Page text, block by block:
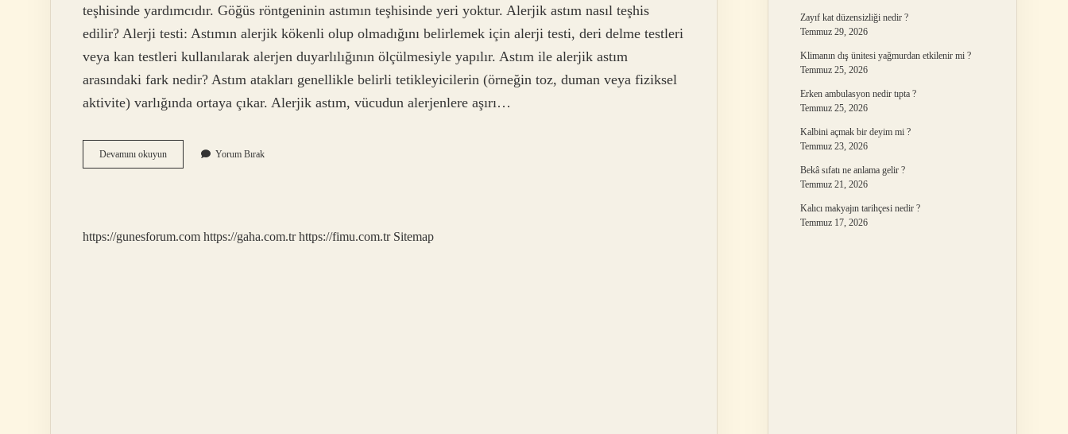
teşhisinde yardımcıdır. Göğüs röntgeninin astımın teşhisinde yeri yoktur. Alerjik astım nasıl teşhis
edilir? Alerji testi: Astımın alerjik kökenli olup olmadığını belirlemek için alerji testi, deri delme testleri
veya kan testleri kullanılarak alerjen duyarlılığının ölçülmesiyle yapılır. Astım ile alerjik astım
arasındaki fark nedir? Astım atakları genellikle belirli tetikleyicilerin (örneğin toz, duman veya fiziksel
aktivite) varlığında ortaya çıkar. Alerjik astım, vücudun alerjenlere aşırı…
Devamını okuyunAlerjik
Astım
Yorum Bırak
https://gunesforum.com https://gaha.com.tr https://fimu.com.tr Sitemap
Zayıf kat düzensizliği nedir ?
Temmuz 29, 2026
Klimanın dış ünitesi yağmurdan etkilenir mi ?
Temmuz 25, 2026
Erken ambulasyon nedir tıpta ?
Temmuz 25, 2026
Kalbini açmak bir deyim mi ?
Temmuz 23, 2026
Bekâ sıfatı ne anlama gelir ?
Temmuz 21, 2026
Kalıcı makyajın tarihçesi nedir ?
Temmuz 17, 2026